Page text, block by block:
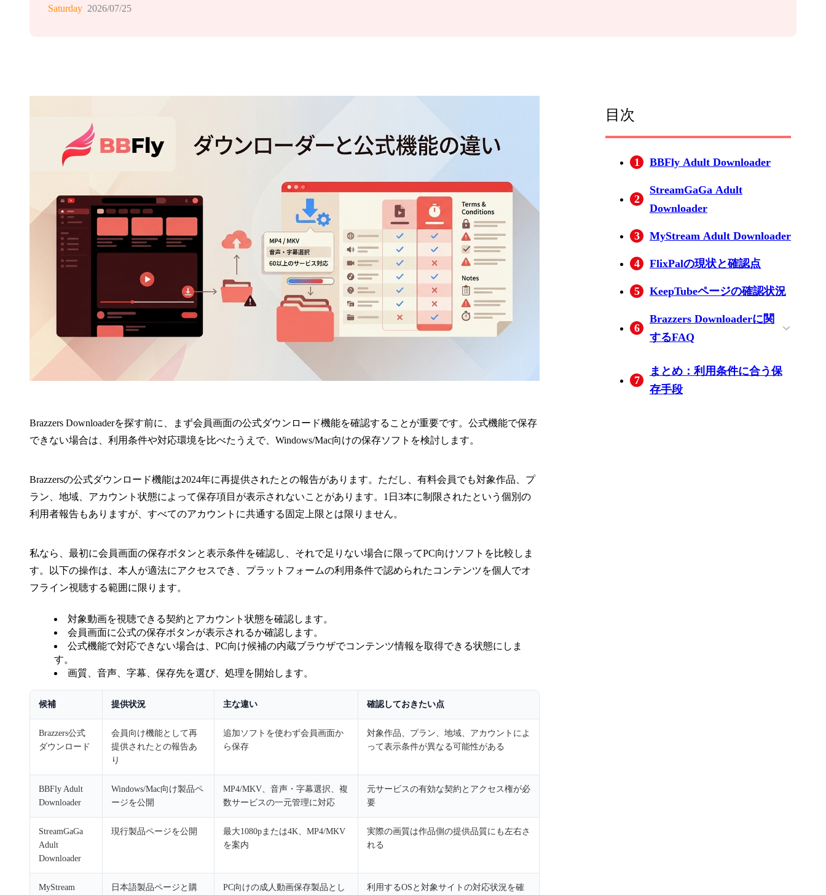
Saturday 2026/07/25
Brazzers Downloaderを探す前に、まず会員画面の公式ダウンロード機能を確認することが重要です。公式機能で保存
できない場合は、利用条件や対応環境を比べたうえで、Windows/Mac向けの保存ソフトを検討します。
Brazzersの公式ダウンロード機能は2024年に再提供されたとの報告があります。ただし、有料会員でも対象作品、プ
ラン、地域、アカウント状態によって保存項目が表示されないことがあります。1日3本に制限されたという個別の
利用者報告もありますが、すべてのアカウントに共通する固定上限とは限りません。
私なら、最初に会員画面の保存ボタンと表示条件を確認し、それで足りない場合に限ってPC向けソフトを比較しま
す。以下の操作は、本人が適法にアクセスでき、プラットフォームの利用条件で認められたコンテンツを個人でオ
フライン視聴する範囲に限ります。
対象動画を視聴できる契約とアカウント状態を確認します。
会員画面に公式の保存ボタンが表示されるか確認します。
公式機能で対応できない場合は、PC向け候補の内蔵ブラウザでコンテンツ情報を取得できる状態にしま
す。
画質、音声、字幕、保存先を選び、処理を開始します。
候補 提供状況 主な違い 確認しておきたい点
Brazzers公式
ダウンロード
会員向け機能として再
提供されたとの報告あ
り
追加ソフトを使わず会員画面か
ら保存
対象作品、プラン、地域、アカウントによ
って表示条件が異なる可能性がある
BBFly Adult
Downloader
Windows/Mac向け製品ペ
ージを公開
MP4/MKV、音声・字幕選択、複
数サービスの一元管理に対応
元サービスの有効な契約とアクセス権が必
要
StreamGaGa
Adult
Downloader
現行製品ページを公開
最大1080pまたは4K、MP4/MKV
を案内
実際の画質は作品側の提供品質にも左右さ
れる
MyStream
日本語製品ページと購
PC向けの成人動画保存製品とし
利用するOSと対象サイトの対応状況を確
目次
1 BBFly Adult Downloader
2
StreamGaGa Adult
Downloader
3 MyStream Adult Downloader
4 FlixPalの現状と確認点
5 KeepTubeページの確認状況
6
Brazzers Downloaderに関
するFAQ
動画をダウンロードでき
数には1日あたりの上限が
存サイトは安全に使えま
だけでBrazzers動画を保存
7
まとめ：利用条件に合う保
存手段